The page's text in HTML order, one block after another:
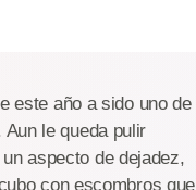
este año a sido uno de
le queda pulir
aspecto de dejadez,
con escombros que